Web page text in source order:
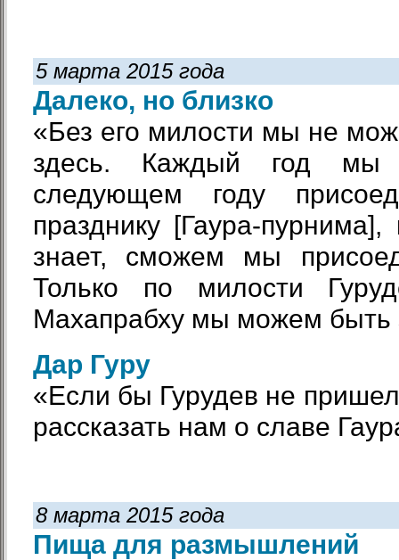
5 марта 2015 года
Далеко, но близко
«Без его милости мы не
здесь. Каждый год
следующем году
празднику [Гаура-
знает, сможем мы
Только по милости
Махапрабху мы можем быть
Дар Гуру
«Если бы Гурудев не
рассказать нам о славе
8 марта 2015 года
Пища для размышлений